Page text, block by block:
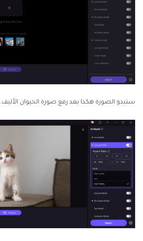
ستبدو الصورة هكذا بعد رفع صورة الحيوان الأليف.